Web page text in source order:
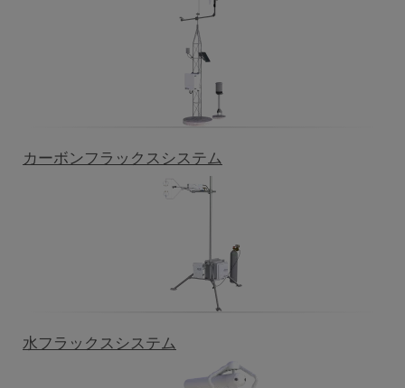
カーボンフラックスシステム
水フラックスシステム